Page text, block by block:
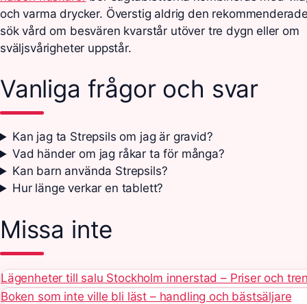
och varma drycker. Överstig aldrig den
sök vård om besvären kvarstår utöver tre dygn eller om
sväljsvårigheter uppstår.
Vanliga frågor och svar
Kan jag ta Strepsils om jag är gravid?
Vad händer om jag råkar ta för många?
Kan barn använda Strepsils?
Hur länge verkar en tablett?
Missa inte
Lägenheter till salu Stockholm innerstad – Priser och
Boken som inte ville bli läst – handling och bästsäljare